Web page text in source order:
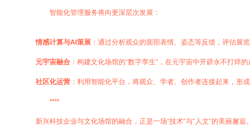
智能化管理服务将向更深层次发展：
情感计算与AI策展 ：通过分析观众的面部表情、姿态等反馈，评估展
元宇宙融合 ：构建文化场馆的“数字孪生”，在元宇宙中开辟永不打烊
社区化运营 ：利用智能化平台，将观众、学者、创作者连接起来，形
****
新兴科技企业与文化场馆的融合，正是一场“技术”与“人文”的美丽邂